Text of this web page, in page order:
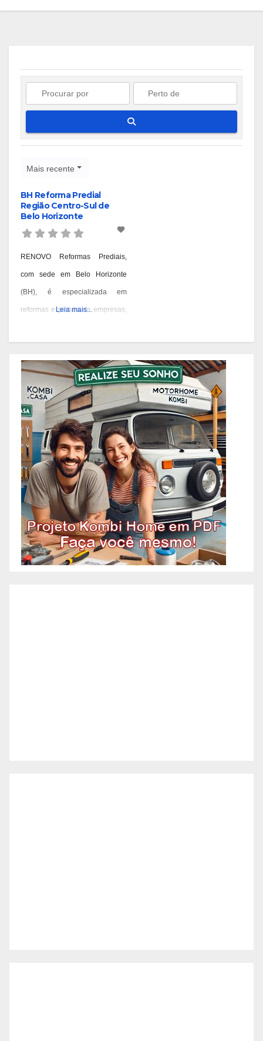
Mais recente
BH Reforma Predial
Região Centro-Sul de
Belo Horizonte
RENOVO Reformas Prediais,
com sede em Belo Horizonte
(BH), é especializada em
reformas e pintura de empresas,
experiência desde 1978 e são
conhecidos por seus serviços de
qualidade em BH. Você pode
contatá-los pelos telefones 31
3473-2000, 3357-1961 ou
98687-2000 se você está
pensando em reformar ou pintar
a fachada da sua empresa,
condomínio ou
Leia mais...